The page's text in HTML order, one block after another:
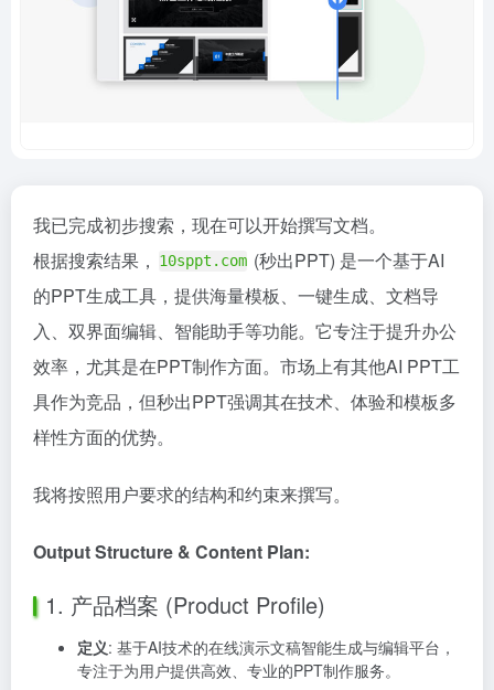
我已完成初步搜索，现在可以开始撰写文档。
根据搜索结果，
10sppt.com (秒出PPT) 是一个基于AI
的PPT生成工具，提供海量模板、一键生成、文档导
入、双界面编辑、智能助手等功能。它专注于提升办公
效率，尤其是在PPT制作方面。市场上有其他AI PPT工
具作为竞品，但秒出PPT强调其在技术、体验和模板多
样性方面的优势。
我将按照用户要求的结构和约束来撰写。
Output Structure & Content Plan:
1. 产品档案 (Product Profile)
定义: 基于AI技术的在线演示文稿智能生成与编辑平台，
专注于为用户提供高效、专业的PPT制作服务。